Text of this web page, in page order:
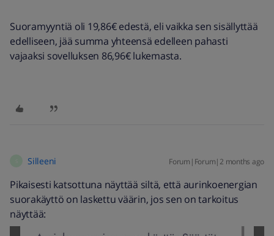
Suoramyyntiä oli 19,86€ edestä, eli vaikka sen sisällyttää
edelliseen, jää summa yhteensä edelleen pahasti
vajaaksi sovelluksen 86,96€ lukemasta.
Silleeni Forum|Forum|2 months ago
Pikaisesti katsottuna näyttää siltä, että aurinkoenergian
suorakäyttö on laskettu väärin, jos sen on tarkoitus
näyttää: